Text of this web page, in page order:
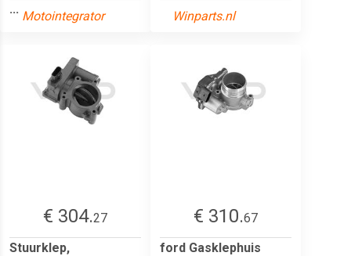
... Motointegrator
Winparts.nl
€ 304.27
Stuurklep,
€ 310.67
ford Gasklephuis